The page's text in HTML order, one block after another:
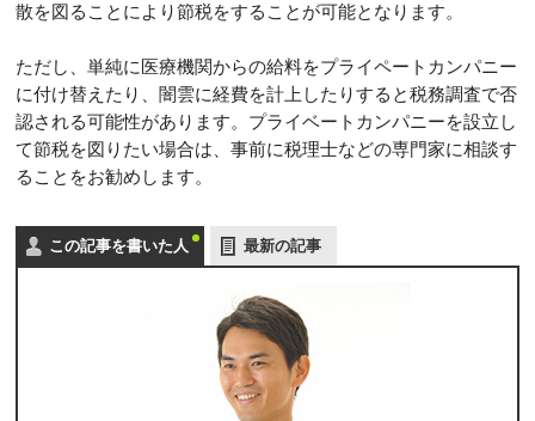
散を図ることにより節税をすることが可能となります。
ただし、単純に医療機関からの給料をプライペートカンパニー
に付け替えたり、闇雲に経費を計上したりすると税務調査で否
認される可能性があります。プライベートカンパニーを設立し
て節税を図りたい場合は、事前に税理士などの専門家に相談す
ることをお勧めします。
この記事を書いた人 最新の記事